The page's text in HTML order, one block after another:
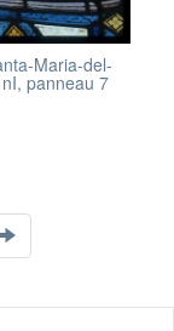
Maria-del-
panneau 7